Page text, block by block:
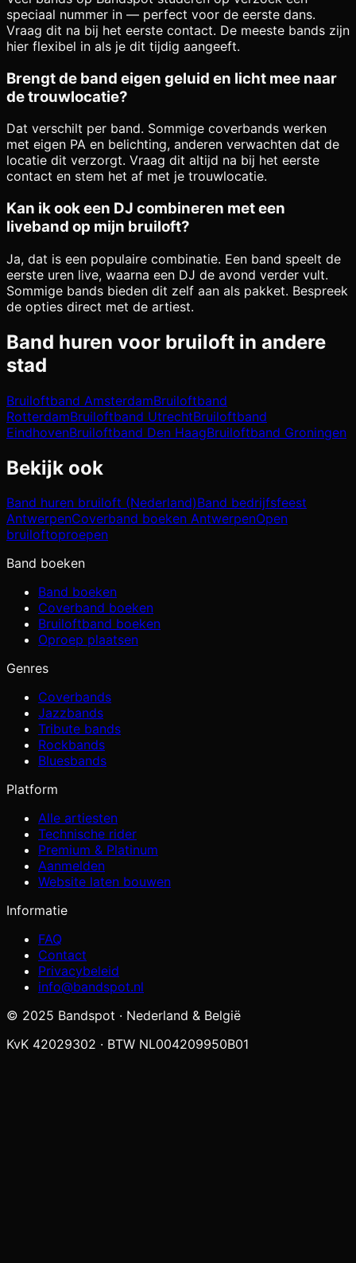
speciaal nummer in — perfect voor de eerste dans.
Vraag dit na bij het eerste contact. De meeste bands zijn
hier flexibel in als je dit tijdig aangeeft.
Brengt de band eigen geluid en licht mee naar
de trouwlocatie?
Dat verschilt per band. Sommige coverbands werken
met eigen PA en belichting, anderen verwachten dat de
locatie dit verzorgt. Vraag dit altijd na bij het eerste
contact en stem het af met je trouwlocatie.
Kan ik ook een DJ combineren met een
liveband op mijn bruiloft?
Ja, dat is een populaire combinatie. Een band speelt de
eerste uren live, waarna een DJ de avond verder vult.
Sommige bands bieden dit zelf aan als pakket. Bespreek
de opties direct met de artiest.
Band huren voor bruiloft in andere
stad
Bruiloftband AmsterdamBruiloftband
RotterdamBruiloftband UtrechtBruiloftband
EindhovenBruiloftband Den HaagBruiloftband Groningen
Bekijk ook
Band huren bruiloft (Nederland)Band bedrijfsfeest
AntwerpenCoverband boeken AntwerpenOpen
bruiloftoproepen
Band boeken
Band boeken
Coverband boeken
Bruiloftband boeken
Oproep plaatsen
Genres
Coverbands
Jazzbands
Tribute bands
Rockbands
Bluesbands
Platform
Alle artiesten
Technische rider
Premium & Platinum
Aanmelden
Website laten bouwen
Informatie
FAQ
Contact
Privacybeleid
info@bandspot.nl
© 2025 Bandspot · Nederland & België
KvK 42029302 · BTW NL004209950B01